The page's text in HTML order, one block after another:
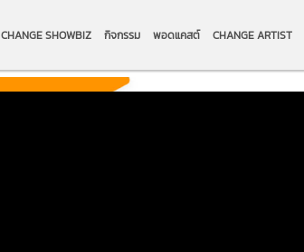
CHANGE SHOWBIZ กิจกรรม พอดแคสต์ CHANGE ARTIST